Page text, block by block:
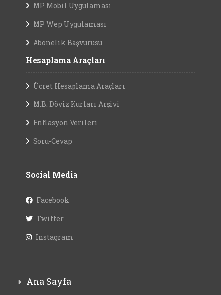
MP Mobil Uygulaması
MP Wep Uygulaması
Abonelik Başvurusu
Hesaplama Araçları
Ücret Hesaplama Araçları
M.B. Döviz Kurları Arşivi
Enflasyon Verileri
Soru-Cevap
Social Media
Facebook
Twitter
Instagram
Ana Sayfa